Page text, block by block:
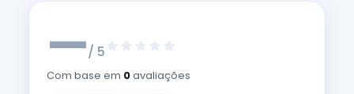
—/ 5
Com base em 0avaliações